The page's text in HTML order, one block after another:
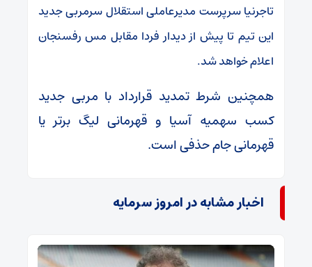
تاجرنیا سرپرست مدیرعاملی استقلال سرمربی جدید
این تیم تا پیش از دیدار فردا مقابل مس رفسنجان
اعلام خواهد شد.
همچنین شرط تمدید قرارداد با مربی جدید
کسب سهمیه آسیا و قهرمانی لیگ برتر یا
قهرمانی جام حذفی است.
اخبار مشابه در امروز سرمایه